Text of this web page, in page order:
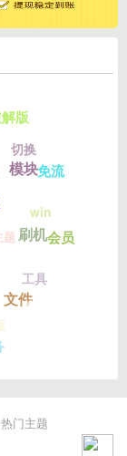
文件
刷机
模块
win7
会员
免流
版
工具
win
切换
题
热门主题